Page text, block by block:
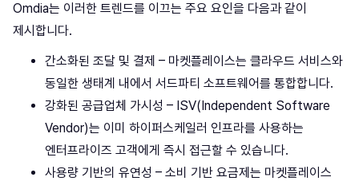
Omdia는 이러한 트렌드를 이끄는 주요 요인을 다음과 같이
제시합니다.
간소화된 조달 및 결제 – 마켓플레이스는 클라우드 서비스와
동일한 생태계 내에서 서드파티 소프트웨어를 통합합니다.
강화된 공급업체 가시성 – ISV(Independent Software
Vendor)는 이미 하이퍼스케일러 인프라를 사용하는
엔터프라이즈 고객에게 즉시 접근할 수 있습니다.
사용량 기반의 유연성 – 소비 기반 요금제는 마켓플레이스